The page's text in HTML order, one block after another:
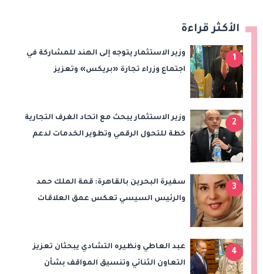
الأكثر قراءة
1
وزير الاستثمار يتوجه إلى الهند للمشاركة في
اجتماع وزراء تجارة «بريكس» وتعزيز
2
وزير الاستثمار يبحث مع اتحاد الغرف التجارية
خطة للتحول الرقمي وتطوير الخدمات لدعم
3
سفيرة البحرين بالقاهرة: قمة الملك حمد
والرئيس السيسي تعكس عمق العلاقات
4
عبد العاطي ونظيره التشادي يبحثان تعزيز
التعاون الثنائي وتنسيق المواقف بشأن